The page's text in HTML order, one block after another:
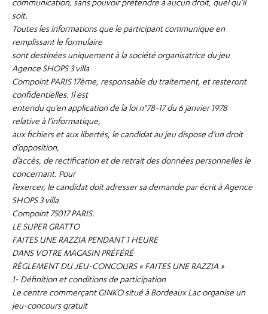
communication, sans pouvoir prétendre à aucun droit, quel qu’il
soit.
Toutes les informations que le participant communique en
remplissant le formulaire
sont destinées uniquement à la société organisatrice du jeu
Agence SHOPS 3 villa
Compoint PARIS 17ème, responsable du traitement, et resteront
confidentielles. Il est
entendu qu’en application de la loi n°78-17 du 6 janvier 1978
relative à l’informatique,
aux fichiers et aux libertés, le candidat au jeu dispose d’un droit
d’opposition,
d’accès, de rectification et de retrait des données personnelles le
concernant. Pour
l’exercer, le candidat doit adresser sa demande par écrit à Agence
SHOPS 3 villa
Compoint 75017 PARIS.
LE SUPER GRATTO
FAITES UNE RAZZIA PENDANT 1 HEURE
DANS VOTRE MAGASIN PRÉFÉRÉ
RÈGLEMENT DU JEU-CONCOURS « FAITES UNE RAZZIA »
1- Définition et conditions de participation
Le centre commerçant GINKO situé à Bordeaux Lac organise un
jeu-concours gratuit